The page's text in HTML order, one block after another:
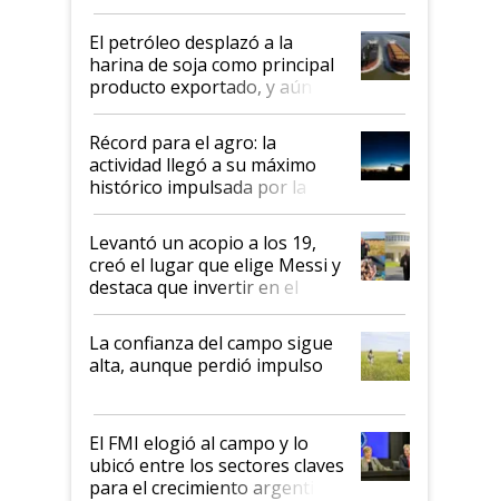
El petróleo desplazó a la
harina de soja como principal
producto exportado, y aún así
el agro aportó casi seis de cada
diez dólares y sostuvo el
liderazgo en un semestre
récord
Récord para el agro: la
actividad llegó a su máximo
histórico impulsada por la
cosecha y las exportaciones
Levantó un acopio a los 19,
creó el lugar que elige Messi y
destaca que invertir en el
kirchnerismo era como "darle
plata a un hijo para droga":
Juan Félix Rossetti, el libertario
que de una dura crisis salió
de Milei
La confianza del campo sigue
alta, aunque perdió impulso
El FMI elogió al campo y lo
ubicó entre los sectores claves
para el crecimiento argentino